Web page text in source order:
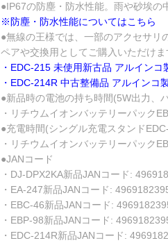
●IP67の防塵・防水性能。雨や砂埃の
※防塵・防水性能についてはこちら
●無線の王様では、一部のアクセサリ
ペアや交換用としてご購入いただけ
・EDC-215 未使用新古品 アルイン
・EDC-214R 中古整備品 アルインコ
●新品時の電池の持ち時間(5W出力、
・リチウムイオンバッテリーパック
●充電時間(シングル充電スタンド
・リチウムイオンバッテリーパック
●JANコード
・DJ-DPX2KA新品JANコード:
・EA-247新品JANコード:
・EBC-46新品JANコード:
・EBP-98新品JANコード:
・EDC-214R新品JANコード: